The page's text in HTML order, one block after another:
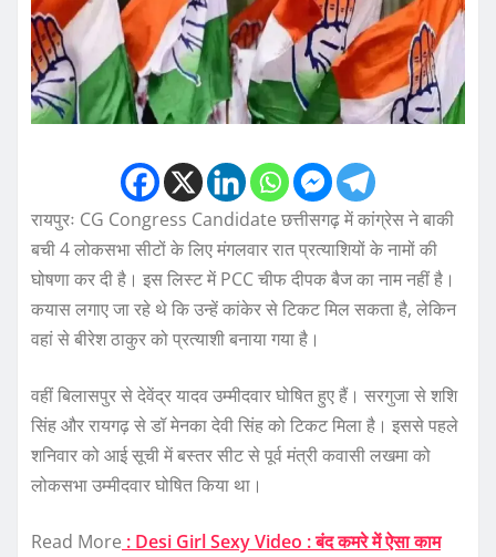
रायपुरः CG Congress Candidate छत्तीसगढ़ में कांग्रेस ने बाकी
बची 4 लोकसभा सीटों के लिए मंगलवार रात प्रत्याशियों के नामों की
घोषणा कर दी है। इस लिस्ट में PCC चीफ दीपक बैज का नाम नहीं है।
कयास लगाए जा रहे थे कि उन्हें कांकेर से टिकट मिल सकता है, लेकिन
वहां से बीरेश ठाकुर को प्रत्याशी बनाया गया है।
वहीं बिलासपुर से देवेंद्र यादव उम्मीदवार घोषित हुए हैं। सरगुजा से शशि
सिंह और रायगढ़ से डॉ मेनका देवी सिंह को टिकट मिला है। इससे पहले
शनिवार को आई सूची में बस्तर सीट से पूर्व मंत्री कवासी लखमा को
लोकसभा उम्मीदवार घोषित किया था।
Read More : Desi Girl Sexy Video : बंद कमरे में ऐसा काम